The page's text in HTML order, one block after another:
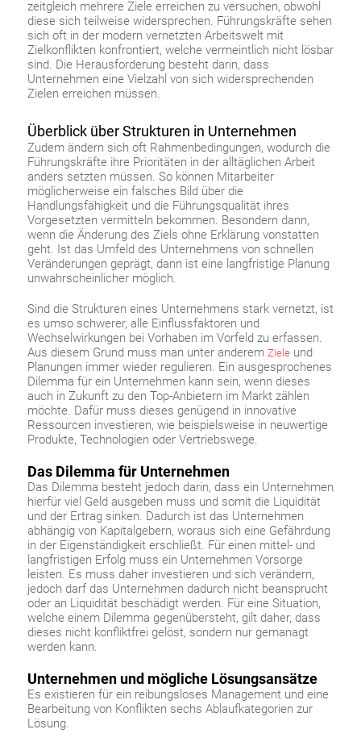
zeitgleich mehrere Ziele erreichen zu versuchen, obwohl
diese sich teilweise widersprechen. Führungskräfte sehen
sich oft in der modern vernetzten Arbeitswelt mit
Zielkonflikten konfrontiert, welche vermeintlich nicht lösbar
sind. Die Herausforderung besteht darin, dass
Unternehmen eine Vielzahl von sich widersprechenden
Zielen erreichen müssen.
Überblick über Strukturen in Unternehmen
Zudem ändern sich oft Rahmenbedingungen, wodurch die
Führungskräfte ihre Prioritäten in der alltäglichen Arbeit
anders setzten müssen. So können Mitarbeiter
möglicherweise ein falsches Bild über die
Handlungsfähigkeit und die Führungsqualität ihres
Vorgesetzten vermitteln bekommen. Besondern dann,
wenn die Änderung des Ziels ohne Erklärung vonstatten
geht. Ist das Umfeld des Unternehmens von schnellen
Veränderungen geprägt, dann ist eine langfristige Planung
unwahrscheinlicher möglich.
Sind die Strukturen eines Unternehmens stark vernetzt, ist
es umso schwerer, alle Einflussfaktoren und
Wechselwirkungen bei Vorhaben im Vorfeld zu erfassen.
Aus diesem Grund muss man unter anderem Zieleund
Planungen immer wieder regulieren. Ein ausgesprochenes
Dilemma für ein Unternehmen kann sein, wenn dieses
auch in Zukunft zu den Top-Anbietern im Markt zählen
möchte. Dafür muss dieses genügend in innovative
Ressourcen investieren, wie beispielsweise in neuwertige
Produkte, Technologien oder Vertriebswege.
Das Dilemma für Unternehmen
Das Dilemma besteht jedoch darin, dass ein Unternehmen
hierfür viel Geld ausgeben muss und somit die Liquidität
und der Ertrag sinken. Dadurch ist das Unternehmen
abhängig von Kapitalgebern, woraus sich eine Gefährdung
in der Eigenständigkeit erschließt. Für einen mittel- und
langfristigen Erfolg muss ein Unternehmen Vorsorge
leisten. Es muss daher investieren und sich verändern,
jedoch darf das Unternehmen dadurch nicht beansprucht
oder an Liquidität beschädigt werden. Für eine Situation,
welche einem Dilemma gegenübersteht, gilt daher, dass
dieses nicht konfliktfrei gelöst, sondern nur gemanagt
werden kann.
Unternehmen und mögliche Lösungsansätze
Es existieren für ein reibungsloses Management und eine
Bearbeitung von Konflikten sechs Ablaufkategorien zur
Lösung.